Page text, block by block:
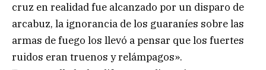
cruz en realidad fue alcanzado por un disparo de
arcabuz, la ignorancia de los guaraníes sobre las
armas de fuego los llevó a pensar que los fuertes
ruidos eran truenos y relámpagos».